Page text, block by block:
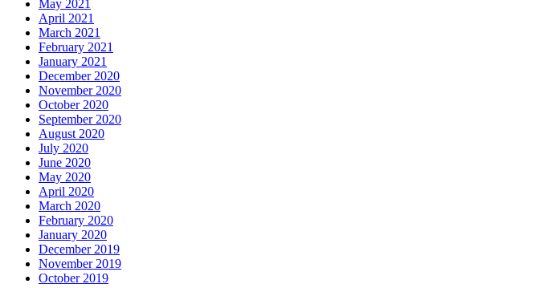
May 2021
April 2021
March 2021
February 2021
January 2021
December 2020
November 2020
October 2020
September 2020
August 2020
July 2020
June 2020
May 2020
April 2020
March 2020
February 2020
January 2020
December 2019
November 2019
October 2019